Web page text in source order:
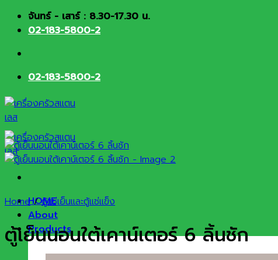
Skip จันทร์ - เสาร์ : 8.30-17.30 น.
02-183-5800-2
02-183-5800-2
HOME
About
Products
Home / ตู้แช่เย็นและตู้แช่แข็ง
ตู้เย็นนอนใต้เคาน์เตอร์ 6 ลิ้นชัก